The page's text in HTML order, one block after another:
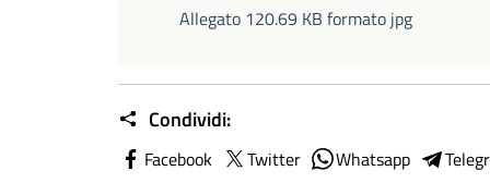
Allegato 120.69 KB formato jpg
Condividi:
Facebook Twitter Whatsapp